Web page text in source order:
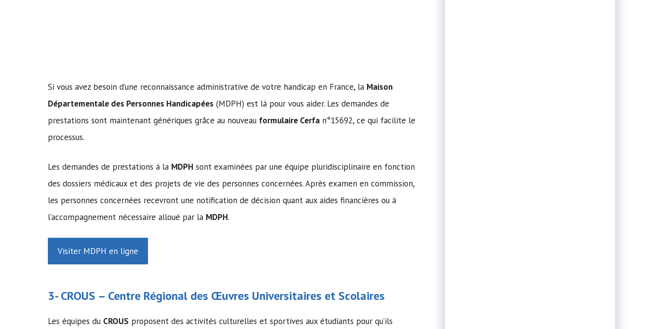
Si vous avez besoin d’une reconnaissance administrative de votre handicap en France, la Maison
Départementale des Personnes Handicapées (MDPH) est là pour vous aider. Les demandes de
prestations sont maintenant génériques grâce au nouveau formulaire Cerfa n°15692, ce qui facilite le
processus.
Les demandes de prestations à la MDPH sont examinées par une équipe pluridisciplinaire en fonction
des dossiers médicaux et des projets de vie des personnes concernées. Après examen en commission,
les personnes concernées recevront une notification de décision quant aux aides financières ou à
l’accompagnement nécessaire alloué par la MDPH.
Visiter MDPH en ligne
3-CROUS – Centre Régional des Œuvres Universitaires et Scolaires
Les équipes du CROUS proposent des activités culturelles et sportives aux étudiants pour qu’ils